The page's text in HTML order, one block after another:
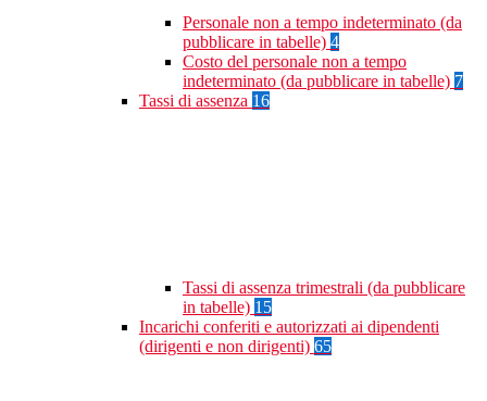
Personale non a tempo indeterminato (da
pubblicare in tabelle) 4
Costo del personale non a tempo
indeterminato (da pubblicare in tabelle) 7
Tassi di assenza 16
Tassi di assenza trimestrali (da pubblicare
in tabelle) 15
Incarichi conferiti e autorizzati ai dipendenti
(dirigenti e non dirigenti) 65